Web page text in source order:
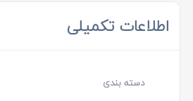
اطلاعات تکمیلی
دسته بندی